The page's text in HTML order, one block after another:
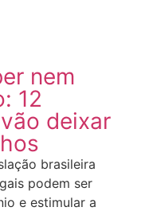
nem
12
deixar
brasileira
podem ser
e estimular a